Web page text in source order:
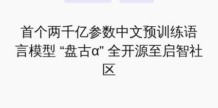
首个两千亿参数中文预训练语
言模型 “盘古α” 全开源至启智社
区